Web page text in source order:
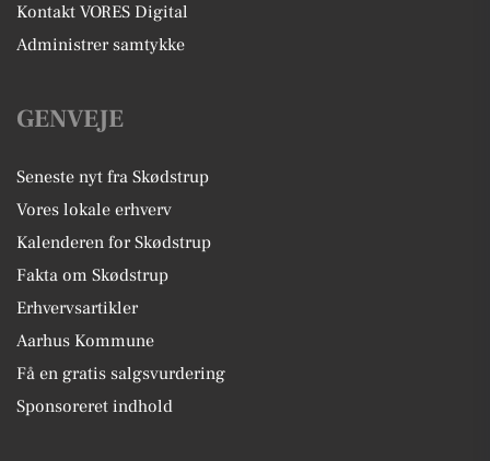
Kontakt VORES Digital
Administrer samtykke
GENVEJE
Seneste nyt fra Skødstrup
Vores lokale erhverv
Kalenderen for Skødstrup
Fakta om Skødstrup
Erhvervsartikler
Aarhus Kommune
Få en gratis salgsvurdering
Sponsoreret indhold